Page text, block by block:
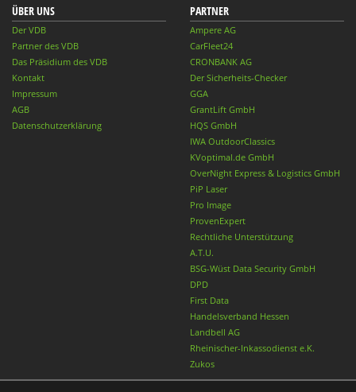
ÜBER UNS
Der VDB
Partner des VDB
Das Präsidium des VDB
Kontakt
Impressum
AGB
Datenschutzerklärung
PARTNER
Ampere AG
CarFleet24
CRONBANK AG
Der Sicherheits-Checker
GGA
GrantLift GmbH
HQS GmbH
IWA OutdoorClassics
KVoptimal.de GmbH
OverNight Express & Logistics GmbH
PiP Laser
Pro Image
ProvenExpert
Rechtliche Unterstützung
A.T.U.
BSG-Wüst Data Security GmbH
DPD
First Data
Handelsverband Hessen
Landbell AG
Rheinischer-Inkassodienst e.K.
Zukos